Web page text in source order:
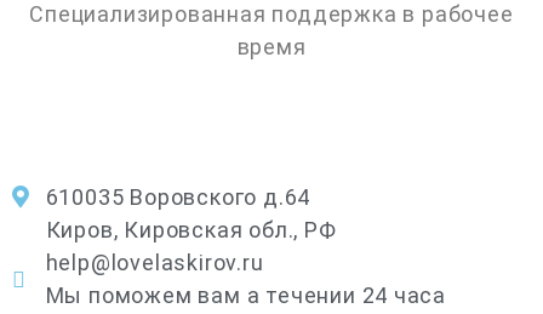
Специализированная поддержка в рабочее
время
610035 Воровского д.64
Киров, Кировская обл., РФ
help@lovelaskirov.ru
Мы поможем вам а течении 24 часа